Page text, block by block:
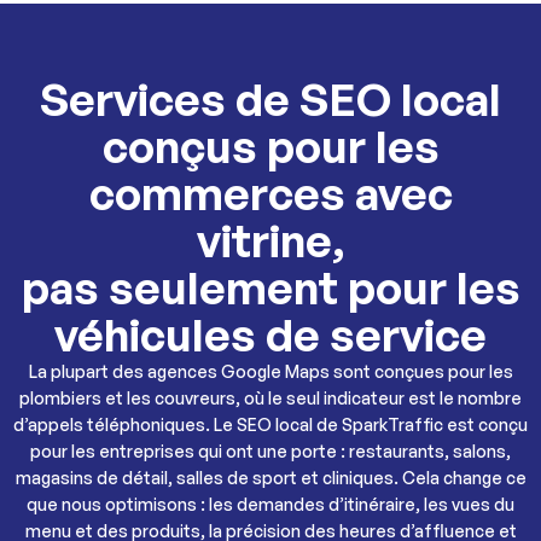
Services de SEO local
conçus pour les
commerces avec
vitrine,
pas seulement pour les
véhicules de service
La plupart des agences Google Maps sont conçues pour les
plombiers et les couvreurs, où le seul indicateur est le nombre
d’appels téléphoniques. Le SEO local de SparkTraffic est conçu
pour les entreprises qui ont une porte : restaurants, salons,
magasins de détail, salles de sport et cliniques. Cela change ce
que nous optimisons : les demandes d’itinéraire, les vues du
menu et des produits, la précision des heures d’affluence et